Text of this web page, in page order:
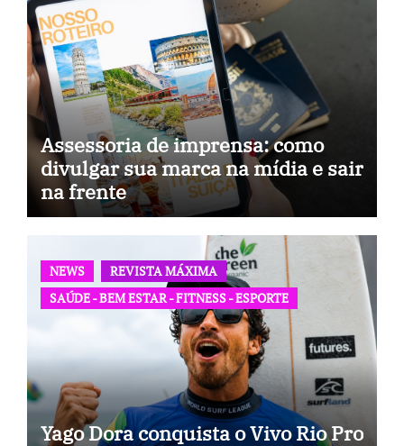
Assessoria de imprensa: como
divulgar sua marca na mídia e sair
na frente
NEWS
REVISTA MÁXIMA
SAÚDE - BEM ESTAR - FITNESS - ESPORTE
Yago Dora conquista o Vivo Rio Pro